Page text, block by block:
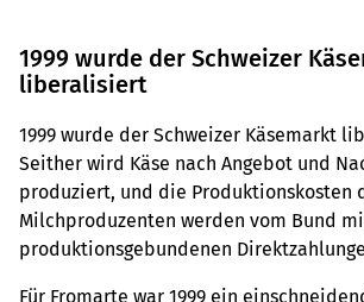
1999 wurde der Schweizer
liberalisiert
1999 wurde der Schweizer Käsemarkt
Seither wird Käse nach Angebot und
produziert, und die Produktionskosten
Milchproduzenten werden vom Bund
produktionsgebundenen
Für Fromarte war 1999 ein